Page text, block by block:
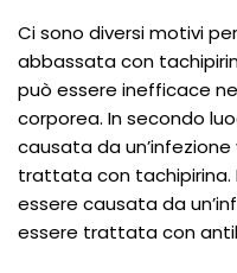
Ci sono diversi motivi
abbassata con
può essere inefficace
corporea. In secondo
causata da
trattata con tachipirina.
essere causata da
essere trattata con